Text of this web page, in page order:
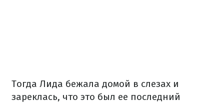
Тогда Лида бежала домой в слезах и
зареклась, что это был ее последний